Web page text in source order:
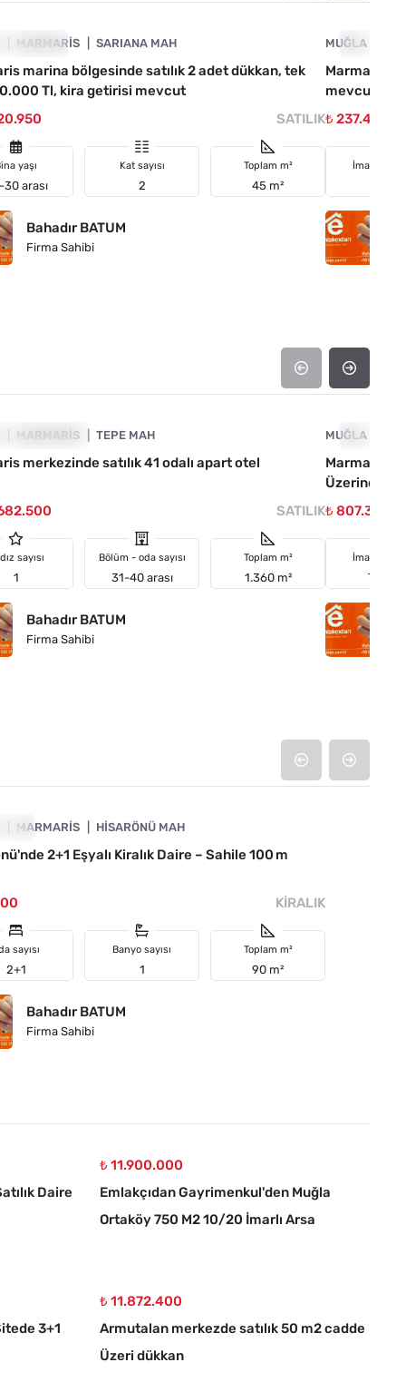
DÜŞTÜ
MARMARIS SARIANA MAH
marina bölgesinde satılık 2 adet dükkan, tek
Tl, kira getirisi mevcut
SATILIK
yaşı
arası
Kat sayısı
2
Toplam m²
45 m²
Bahadır BATUM
Firma Sahibi
FIYATI
MUĞLA
Marmaris
mevcut
₺
İmar
UYGUN
MARMARIS TEPE MAH
merkezinde satılık 41 odalı apart otel
SATILIK
sayısı
1
Bölüm - oda sayısı
31-40 arası
Toplam m²
1.360 m²
Bahadır BATUM
Firma Sahibi
YATIRIMA
MUĞLA
Marmaris
Üzerinde
₺
İmar
Ticari
MARMARIS HISARÖNÜ MAH
2+1 Eşyalı Kiralık Daire – Sahile 100 m
KIRALIK
sayısı
2+1
Banyo sayısı
1
Toplam m²
90 m²
Bahadır BATUM
Firma Sahibi
Daire
₺ 11.900.000
Emlakçıdan Gayrimenkul'den Muğla
Ortaköy 750 M2 10/20 İmarlı Arsa
3+1
₺ 11.872.400
Armutalan merkezde satılık 50 m2 cadde
Üzeri dükkan